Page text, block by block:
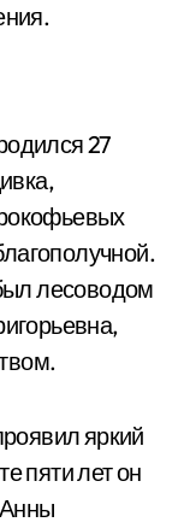
27
лесоводом
яркий
пяти лет он
Анны